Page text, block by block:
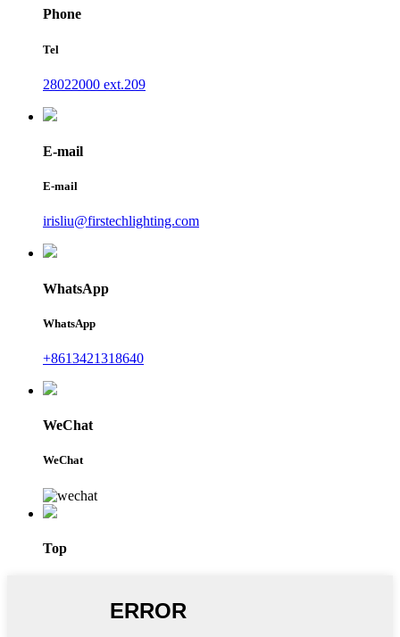
Phone
Tel
28022000 ext.209
E-mail
E-mail
irisliu@firstechlighting.com
WhatsApp
WhatsApp
+8613421318640
WeChat
WeChat
Top